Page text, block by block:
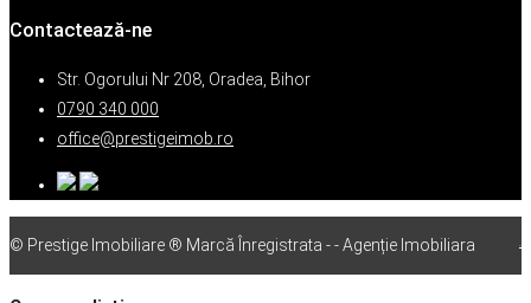
Contactează-ne
Str. Ogorului Nr 208, Oradea, Bihor
0790 340 000
office@prestigeimob.ro
© Prestige Imobiliare ® Marcă Înregistrata - - Agenție Imobiliara